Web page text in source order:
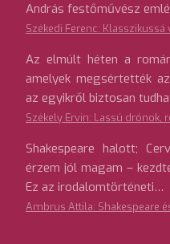
András festőművész
Székedi Ferenc: Klasszikussá
Az elmúlt héten a
amelyek megsértették
az egyikről biztosan
Székely Ervin: Lassú drónok,
Shakespeare halott;
érzem jól magam –
Ez az irodalomtörténeti…
Ambrus Attila: Shakespeare